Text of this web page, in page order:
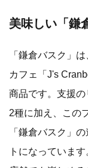
美味しい「鎌
「鎌倉バスク」
カフェ「J's
商品です。支援
2種に加え、この
「鎌倉バスク」
トになっていま